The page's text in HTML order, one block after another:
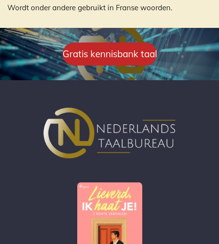
Wordt onder andere gebruikt in Franse woorden.
Gratis kennisbank taal